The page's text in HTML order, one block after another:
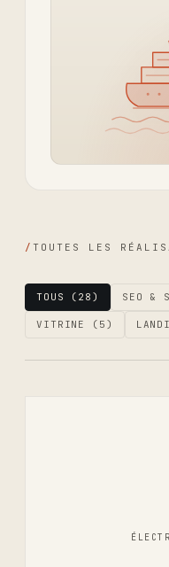
/ TOUTES LES
TOUS (28) SEO &
VITRINE (5)